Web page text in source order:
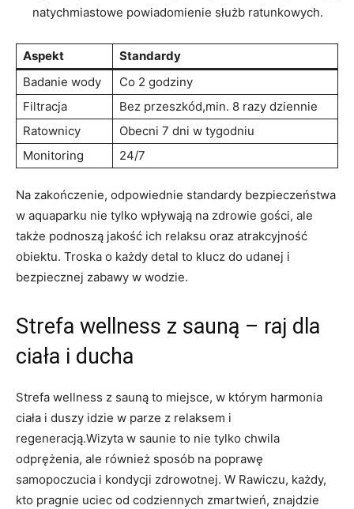
natychmiastowe powiadomienie służb ratunkowych.
Aspekt
Standardy
Badanie wody
Co 2 godziny
Filtracja
Bez przeszkód,min. 8 razy dziennie
Ratownicy
Obecni 7 dni w tygodniu
Monitoring
24/7
Na zakończenie, odpowiednie standardy bezpieczeństwa
w aquaparku nie tylko wpływają na zdrowie gości, ale
także podnoszą jakość ich relaksu oraz atrakcyjność
obiektu. Troska o każdy detal to klucz do udanej i
bezpiecznej zabawy w wodzie.
Strefa wellness z sauną – raj dla
ciała i ducha
Strefa wellness z sauną to miejsce, w którym harmonia
ciała i duszy idzie w parze z relaksem i
regeneracją.Wizyta w saunie to nie tylko chwila
odprężenia, ale również sposób na poprawę
samopoczucia i kondycji zdrowotnej. W Rawiczu, każdy,
kto pragnie uciec od codziennych zmartwień, znajdzie